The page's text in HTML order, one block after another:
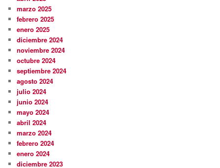
marzo 2025
febrero 2025
enero 2025
diciembre 2024
noviembre 2024
octubre 2024
septiembre 2024
agosto 2024
julio 2024
junio 2024
mayo 2024
abril 2024
marzo 2024
febrero 2024
enero 2024
diciembre 2023